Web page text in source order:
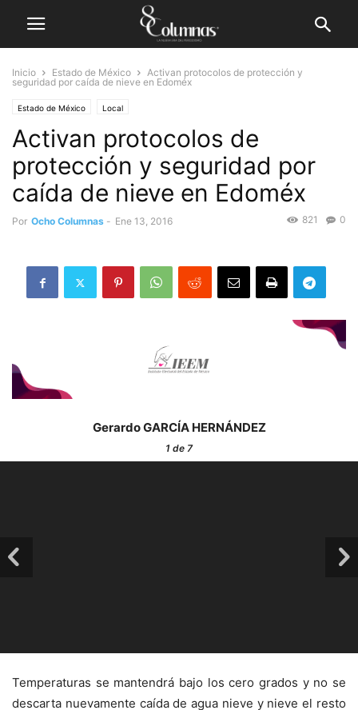
Inicio Estado de México
Activan protocolos de protección y
seguridad por caída de nieve en Edoméx
Estado de México Local
Activan protocolos de
protección y seguridad por
caída de nieve en Edoméx
Por Ocho Columnas - Ene 13, 2016 0
821
Gerardo GARCÍA HERNÁNDEZ
1 de 7
Temperaturas se mantendrá bajo los cero grados y no se
descarta nuevamente caída de agua nieve y nieve el resto